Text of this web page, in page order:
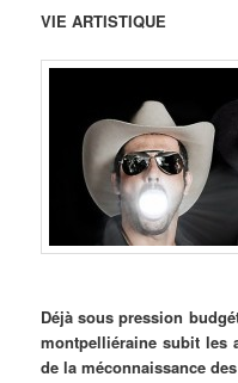
VIE ARTISTIQUE
Déjà sous pression
montpelliéraine subit les
de la méconnaissance